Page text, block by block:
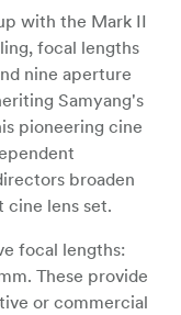
with the Mark II
focal lengths
nine aperture
Samyang's
pioneering cine
broaden
lens set.
focal lengths:
These provide
or commercial